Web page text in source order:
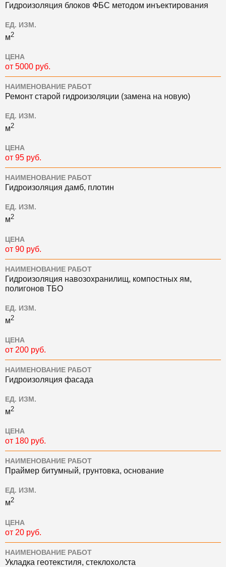
Гидроизоляция блоков ФБС методом инъектирования
ЕД. ИЗМ.
м2
ЦЕНА
от 5000 руб.
НАИМЕНОВАНИЕ РАБОТ
Ремонт старой гидроизоляции (замена на новую)
ЕД. ИЗМ.
м2
ЦЕНА
от 95 руб.
НАИМЕНОВАНИЕ РАБОТ
Гидроизоляция дамб, плотин
ЕД. ИЗМ.
м2
ЦЕНА
от 90 руб.
НАИМЕНОВАНИЕ РАБОТ
Гидроизоляция навозохранилищ, компостных ям,
полигонов ТБО
ЕД. ИЗМ.
м2
ЦЕНА
от 200 руб.
НАИМЕНОВАНИЕ РАБОТ
Гидроизоляция фасада
ЕД. ИЗМ.
м2
ЦЕНА
от 180 руб.
НАИМЕНОВАНИЕ РАБОТ
Праймер битумный, грунтовка, основание
ЕД. ИЗМ.
м2
ЦЕНА
от 20 руб.
НАИМЕНОВАНИЕ РАБОТ
Укладка геотекстиля, стеклохолста